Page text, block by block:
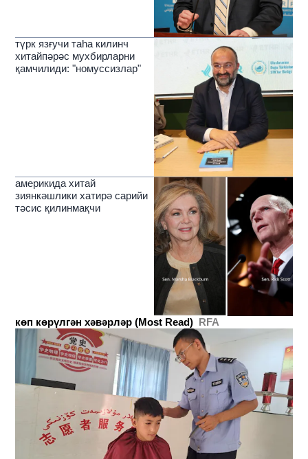
түрк язғучи таһа килинч
хитайпәрәс мухбирларни
қамчилиди: "номуссизлар"
америкида хитай
зиянкәшлики хатирә сарийи
тәсис қилинмақчи
көп көрүлгән хәвәрләр (Most Read) RFA